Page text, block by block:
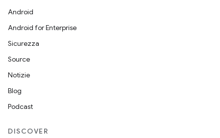
Android
Android for Enterprise
Sicurezza
Source
Notizie
Blog
Podcast
DISCOVER